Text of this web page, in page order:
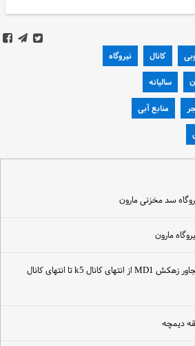
کانال نیروگاه
سالیانه
منابع آبی
سد مخزنی مارون
مارون
عملیات بازسازی جاده سرویس مجاور زهکش MD1 از انتهای کانال k5 تا انتهای کانال
دیمچه